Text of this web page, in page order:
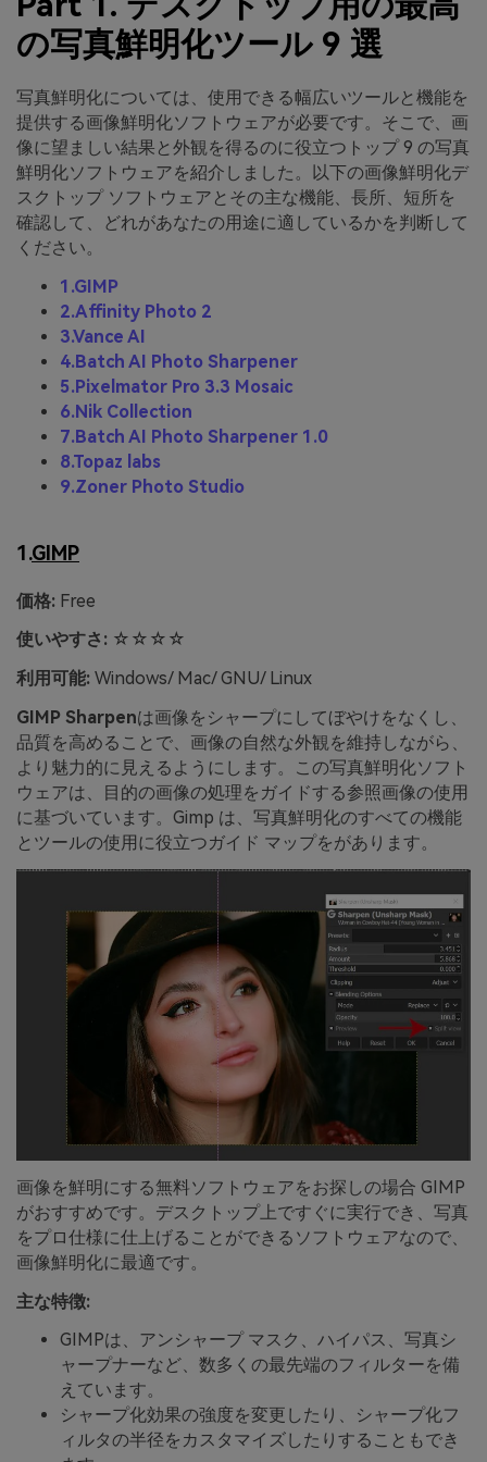
の写真鮮明化ツール 9 選
写真鮮明化については、使用できる幅広いツールと機能を
提供する画像鮮明化ソフトウェアが必要です。そこで、画
像に望ましい結果と外観を得るのに役立つトップ 9 の写真
鮮明化ソフトウェアを紹介しました。以下の画像鮮明化デ
スクトップ ソフトウェアとその主な機能、長所、短所を
確認して、どれがあなたの用途に適しているかを判断して
ください。
1.GIMP
2.Affinity Photo 2
3.Vance AI
4.Batch AI Photo Sharpener
5.Pixelmator Pro 3.3 Mosaic
6.Nik Collection
7.Batch AI Photo Sharpener 1.0
8.Topaz labs
9.Zoner Photo Studio
1.GIMP
価格: Free
使いやすさ: ☆☆☆☆
利用可能: Windows/ Mac/ GNU/ Linux
GIMP Sharpenは画像をシャープにしてぼやけをなくし、
品質を高めることで、画像の自然な外観を維持しながら、
より魅力的に見えるようにします。この写真鮮明化ソフト
ウェアは、目的の画像の処理をガイドする参照画像の使用
に基づいています。Gimp は、写真鮮明化のすべての機能
とツールの使用に役立つガイド マップをがあります。
画像を鮮明にする無料ソフトウェアをお探しの場合 GIMP
がおすすめです。デスクトップ上ですぐに実行でき、写真
をプロ仕様に仕上げることができるソフトウェアなので、
画像鮮明化に最適です。
主な特徴:
GIMPは、アンシャープ マスク、ハイパス、写真シ
ャープナーなど、数多くの最先端のフィルターを備
えています。
シャープ化効果の強度を変更したり、シャープ化フ
ィルタの半径をカスタマイズしたりすることもでき